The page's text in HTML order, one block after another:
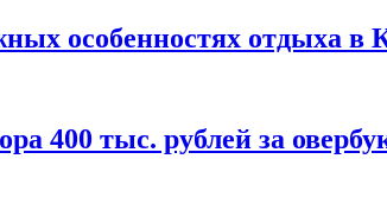
особенностях отдыха в
400 тыс. рублей за